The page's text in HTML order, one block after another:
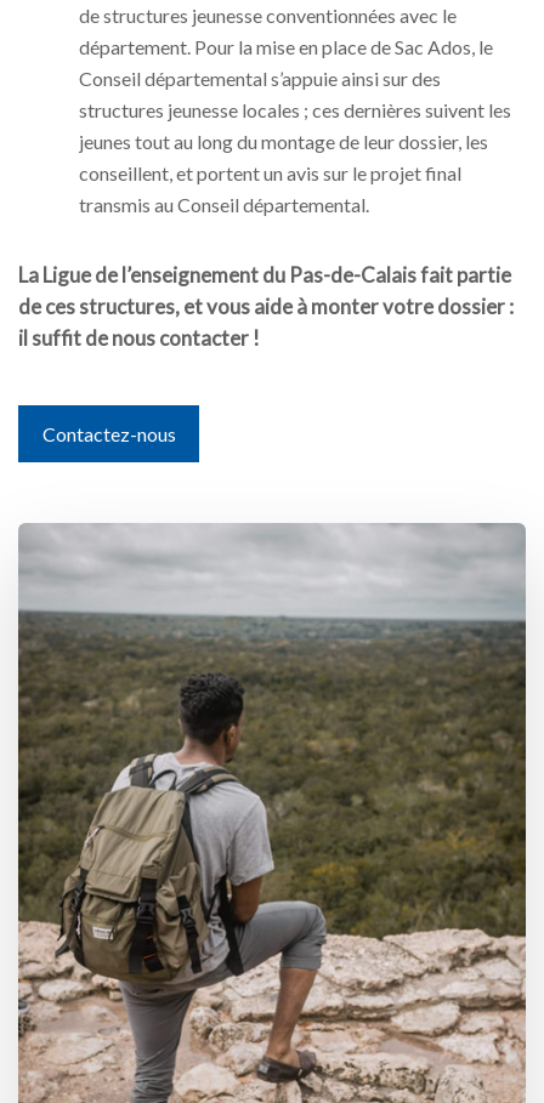
de structures jeunesse conventionnées avec le
département. Pour la mise en place de Sac Ados, le
Conseil départemental s’appuie ainsi sur des
structures jeunesse locales ; ces dernières suivent les
jeunes tout au long du montage de leur dossier, les
conseillent, et portent un avis sur le projet final
transmis au Conseil départemental.
La Ligue de l’enseignement du Pas-de-Calais fait partie
de ces structures, et vous aide à monter votre dossier :
il suffit de nous contacter !
Contactez-nous